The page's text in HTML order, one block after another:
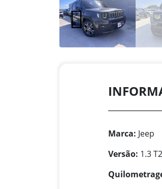
Marca: Jeep
Versão: 1.3